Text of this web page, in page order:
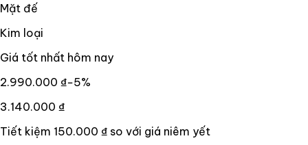
Mặt đế
Kim loại
Giá tốt nhất hôm nay
2.990.000 ₫−5%
3.140.000 ₫
Tiết kiệm 150.000 ₫ so với giá niêm yết